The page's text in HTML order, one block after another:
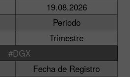
19.08.2026
Periodo
Trimestre
#DGX
Fecha de Registro